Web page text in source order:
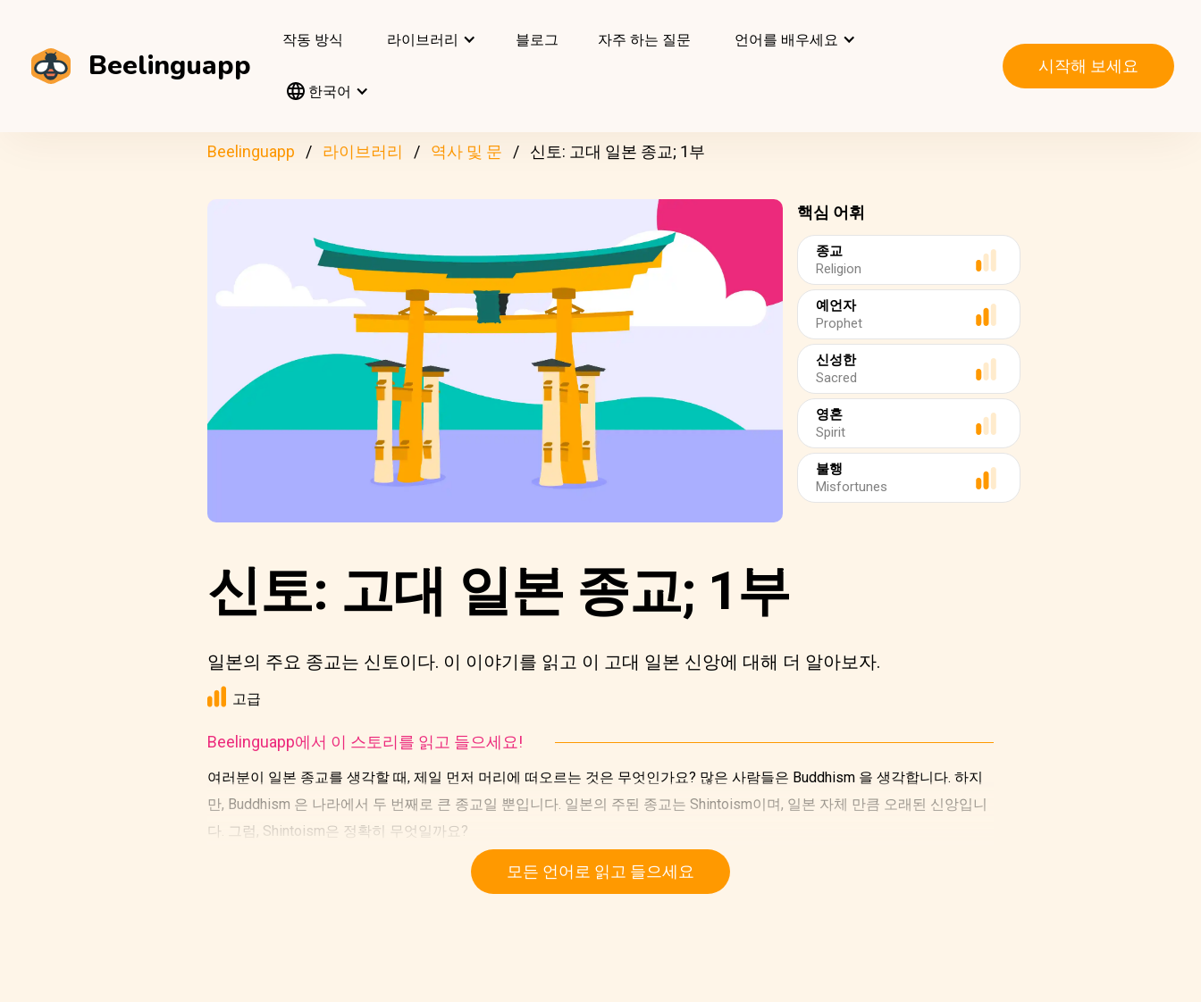
Beelinguapp
작동 방식 라이브러리 블로그 자주 하는 질문 언어를 배우세요
한국어
시작해 보세요
Beelinguapp 라이브러리 역사 및 문 신토: 고대 일본 종교; 1부
핵심 어휘
종교
Religion
예언자
Prophet
신성한
Sacred
영혼
Spirit
불행
Misfortunes
신토: 고대 일본 종교; 1부
일본의 주요 종교는 신토이다. 이 이야기를 읽고 이 고대 일본 신앙에 대해 더 알아보자.
고급
Beelinguapp에서 이 스토리를 읽고 들으세요!
여러분이 일본 종교를 생각할 때, 제일 먼저 머리에 떠오르는 것은 무엇인가요? 많은 사람들은 Buddhism 을 생각합니다. 하지
만, Buddhism 은 나라에서 두 번째로 큰 종교일 뿐입니다. 일본의 주된 종교는 Shintoism이며, 일본 자체 만큼 오래된 신앙입니
다. 그럼, Shintoism은 정확히 무엇일까요?
모든 언어로 읽고 들으세요